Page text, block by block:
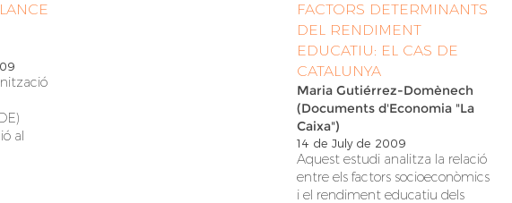
al
FACTORS DETERMINANTS
DEL RENDIMENT
EDUCATIU: EL CAS DE
CATALUNYA
Maria Gutiérrez-Domènech
(Documents d'Economia "La
Caixa")
14 de July de 2009
Aquest estudi analitza la relació
entre els factors socioeconòmics
i el rendiment educatiu dels